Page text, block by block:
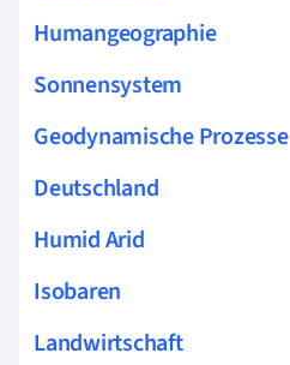
Humangeographie
Sonnensystem
Geodynamische Prozesse
Deutschland
Humid Arid
Isobaren
Landwirtschaft